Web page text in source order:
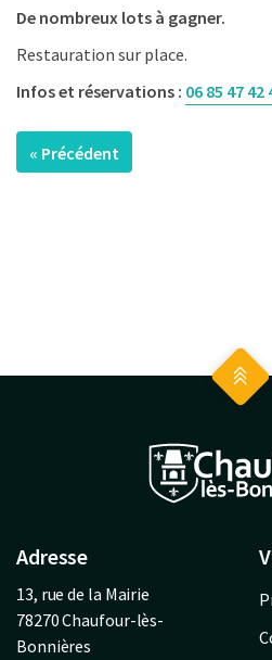
De nombreux lots à gagner.
Restauration sur place.
Infos et réservations : 06 85 47 42
« Précédent
Adresse
13, rue de la Mairie
78270 Chaufour-lès-
Bonnières